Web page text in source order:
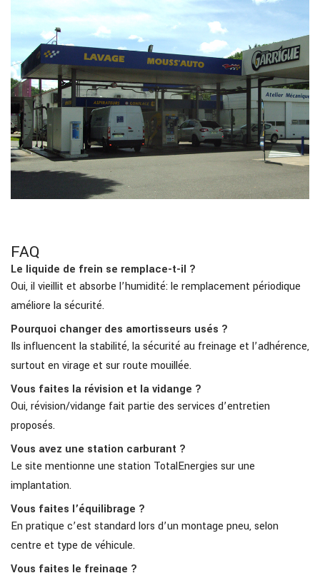
FAQ
Le liquide de frein se remplace-t-il ?
Oui, il vieillit et absorbe l’humidité: le remplacement périodique
améliore la sécurité.
Pourquoi changer des amortisseurs usés ?
Ils influencent la stabilité, la sécurité au freinage et l’adhérence,
surtout en virage et sur route mouillée.
Vous faites la révision et la vidange ?
Oui, révision/vidange fait partie des services d’entretien
proposés.
Vous avez une station carburant ?
Le site mentionne une station TotalEnergies sur une
implantation.
Vous faites l’équilibrage ?
En pratique c’est standard lors d’un montage pneu, selon
centre et type de véhicule.
Vous faites le freinage ?